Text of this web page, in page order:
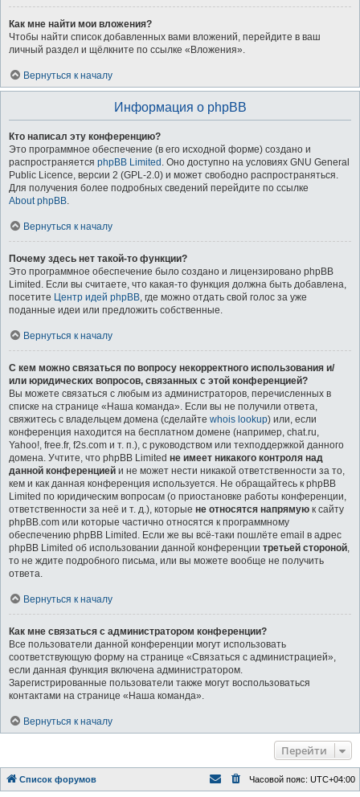
Как мне найти мои вложения?
Чтобы найти список добавленных вами вложений, перейдите в ваш
личный раздел и щёлкните по ссылке «Вложения».
Вернуться к началу
Информация о phpBB
Кто написал эту конференцию?
Это программное обеспечение (в его исходной форме) создано и
распространяется phpBB Limited . Оно доступно на условиях GNU General
Public Licence, версии 2 (GPL-2.0) и может свободно распространяться.
Для получения более подробных сведений перейдите по ссылке
About phpBB.
Вернуться к началу
Почему здесь нет такой-то функции?
Это программное обеспечение было создано и лицензировано phpBB
Limited. Если вы считаете, что какая-то функция должна быть добавлена,
посетите Центр идей phpBB, где можно отдать свой голос за уже
поданные идеи или предложить собственные.
Вернуться к началу
С кем можно связаться по вопросу некорректного использования и/
или юридических вопросов, связанных с этой конференцией?
Вы можете связаться с любым из администраторов, перечисленных в
списке на странице «Наша команда». Если вы не получили ответа,
свяжитесь с владельцем домена (сделайте whois lookup) или, если
конференция находится на бесплатном домене (например, chat.ru,
Yahoo!, free.fr, f2s.com и т. п.), с руководством или техподдержкой данного
домена. Учтите, что phpBB Limited не имеет никакого контроля над
данной конференцией и не может нести никакой ответственности за то,
кем и как данная конференция используется. Не обращайтесь к phpBB
Limited по юридическим вопросам (о приостановке работы конференции,
ответственности за неё и т. д.), которые не относятся напрямую к сайту
phpBB.com или которые частично относятся к программному
обеспечению phpBB Limited. Если же вы всё-таки пошлёте email в адрес
phpBB Limited об использовании данной конференции третьей стороной,
то не ждите подробного письма, или вы можете вообще не получить
ответа.
Вернуться к началу
Как мне связаться с администратором конференции?
Все пользователи данной конференции могут использовать
соответствующую форму на странице «Связаться с администрацией»,
если данная функция включена администратором.
Зарегистрированные пользователи также могут воспользоваться
контактами на странице «Наша команда».
Вернуться к началу
Перейти
Список форумов Часовой пояс: UTC+04:00